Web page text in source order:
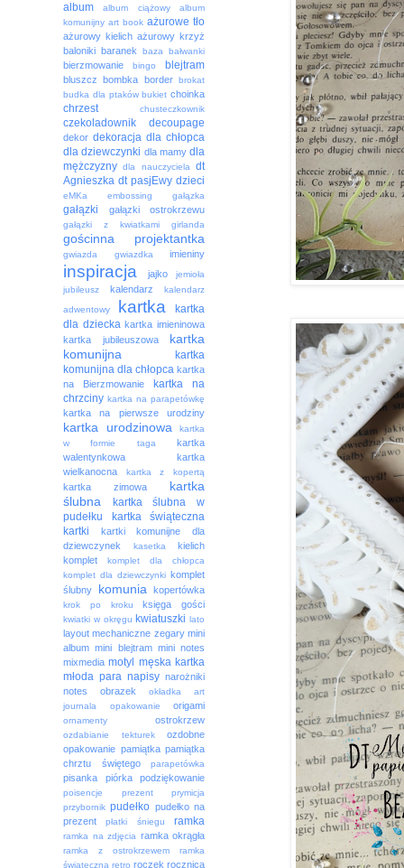
album album ciążowy
album
komunijny art book ażurowe tło
ażurowy kielich ażurowy krzyż
baloniki baranek baza bałwanki
bierzmowanie bingo blejtram
bluszcz bombka border brokat
budka dla ptaków bukiet choinka
chrzest chusteczkownik
czekoladownik decoupage
dekor dekoracja dla chłopca
dla dziewczynki dla mamy dla
mężczyzny dla nauczyciela dt
Agnieszka dt pasjEwy dzieci
eMKa embossing gałązka
gałązki gałązki ostrokrzewu
gałązki z kwiatkami girlanda
gościnna projektantka
gwiazda gwiazdka imieniny
inspiracja jajko
jemioła
jubileusz
kalendarz
kalendarz
adwentowy
kartka
kartka
dla dziecka kartka imieninowa
kartka jubileuszowa
kartka
komunijna
kartka
komunijna dla chłopca kartka
na Bierzmowanie
kartka na
chrzciny kartka na parapetówkę
kartka na pierwsze urodziny
kartka urodzinowa
kartka
w formie taga
kartka
walentynkowa
kartka
wielkanocna
kartka z kopertą
kartka zimowa
kartka
ślubna
kartka ślubna w
pudełku
kartka świąteczna
kartki
kartki komunijne dla
dziewczynek
kasetka
kielich
komplet
komplet dla chłopca
komplet dla dziewczynki komplet
ślubny
komunia kopertówka
krok po kroku księga gości
kwiatki w okręgu kwiatuszki lato
layout mechaniczne zegary mini
album mini blejtram mini notes
mixmedia motyl męska kartka
młoda para napisy narożniki
notes
obrazek
okładka art
journala
opakowanie origami
ornamenty ostrokrzew
ozdabianie tekturek
ozdobne
opakowanie pamiątka pamiątka
chrztu świętego
parapetówka
pisanka piórka podziękowanie
poisencje prezent
prymicja
przybornik pudełko pudełko na
prezent
płatki śniegu ramka
ramka na zdjęcia ramka okrągła
ramka z ostrokrzewem
ramka
świąteczna retro roczek rocznica